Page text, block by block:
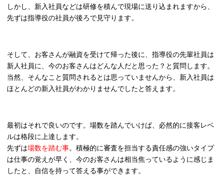
しかし、新入社員などは研修を積んで現場に送り込まれますから、
先ずは指導役の社員が後ろで見守ります。
そして、お客さんが融資を受けて帰った後に、指導役の先輩社員は
新人社員に、今のお客さんはどんな人だと思った？と質問します。
当然、そんなこと質問されるとは思っていませんから、新入社員は
ほとんどの新入社員がわかりませんでしたと答えます。
最初はそれで良いのです。場数を踏んでいけば、必然的に接客レベ
ルは格段に上達します。
先ずは場数を踏む事。積極的に審査を担当する責任感の強いタイプ
は仕事の覚えが早く、今のお客さんは相当焦っているように感じま
したと、自信を持って答える事ができます。